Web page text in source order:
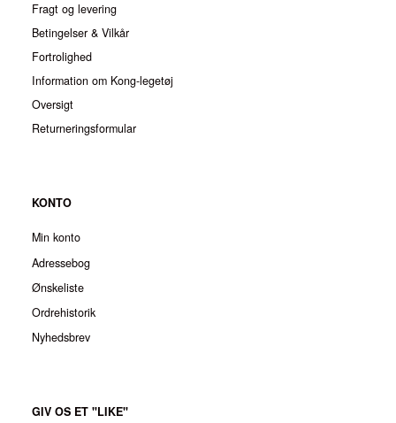
Fragt og levering
Betingelser & Vilkår
Fortrolighed
Information om Kong-legetøj
Oversigt
Returneringsformular
KONTO
Min konto
Adressebog
Ønskeliste
Ordrehistorik
Nyhedsbrev
GIV OS ET "LIKE"